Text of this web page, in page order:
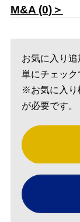
M&A (0)＞
お気に入り
単にチェック
※お気に入り
が必要です。